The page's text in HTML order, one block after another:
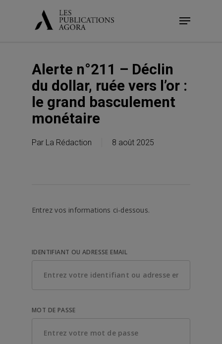
Menu
Alerte n°211 – Déclin
du dollar, ruée vers l’or :
le grand basculement
monétaire
Par La Rédaction 8 août 2025
Entrez vos informations ci-dessous.
IDENTIFIANT OU ADRESSE EMAIL
MOT DE PASSE